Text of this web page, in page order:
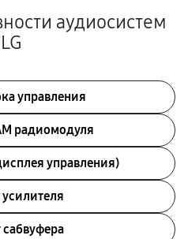
аудиосистем
LG
управления
радиомодуля
управления)